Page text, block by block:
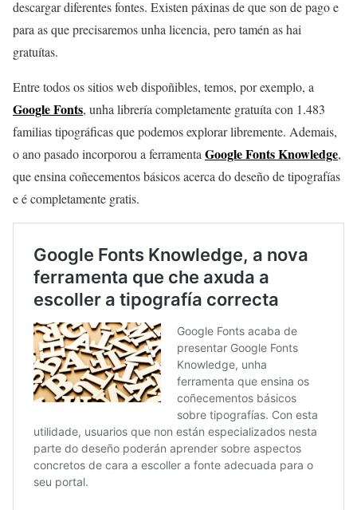
descargar diferentes fontes. Existen páxinas de que son de pago e
para as que precisaremos unha licencia, pero tamén as hai
gratuítas.
Entre todos os sitios web dispoñibles, temos, por exemplo, a
Google Fonts, unha librería completamente gratuíta con 1.483
familias tipográficas que podemos explorar libremente. Ademais,
o ano pasado incorporou a ferramentaGoogle Fonts Knowledge,
que ensina coñecementos básicos acerca do deseño de tipografías
e é completamente gratis.